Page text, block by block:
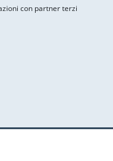
con partner terzi